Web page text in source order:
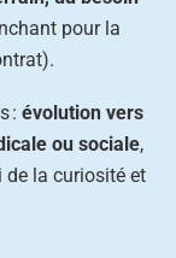
pour la
: évolution vers
ou sociale,
la curiosité et